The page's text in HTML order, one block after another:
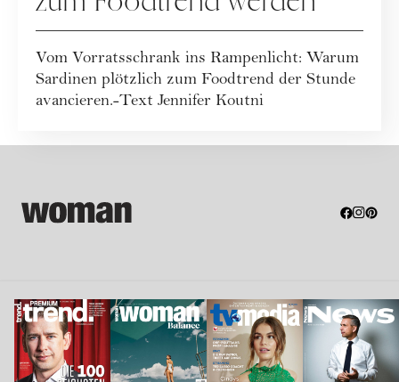
Vom Vorratsschrank ins Rampenlicht: Warum
Sardinen plötzlich zum Foodtrend der Stunde
avancieren.-Text Jennifer Koutni